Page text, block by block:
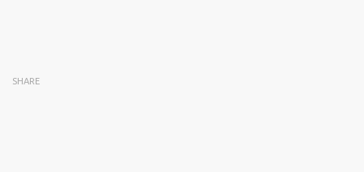
SHARE